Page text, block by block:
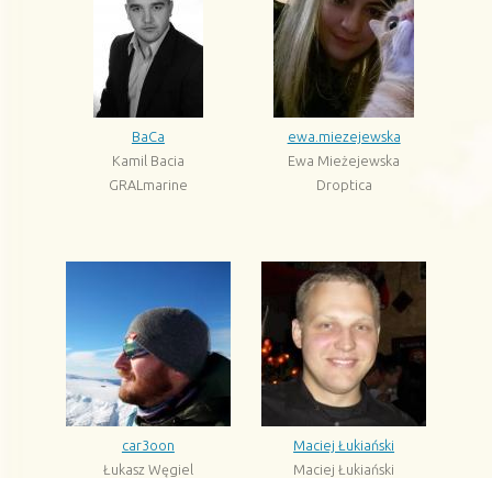
BaCa
Kamil Bacia
GRALmarine
ewa.miezejewska
Ewa Mieżejewska
Droptica
car3oon
Łukasz Węgiel
Maciej Łukiański
Maciej Łukiański